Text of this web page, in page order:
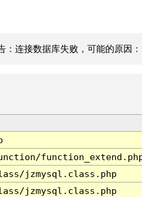
：连接数据库失败，可能的原因
jzmysql.class.php
jzmysql.class.php